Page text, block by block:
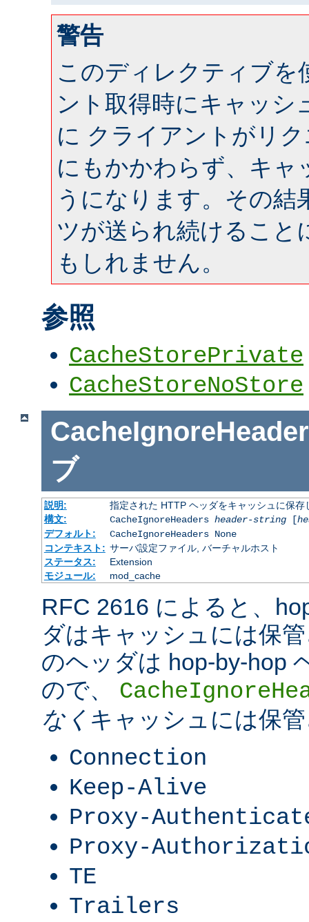
警告
このディレクティブを
ント取得時にキャッシ
に クライアントがリ
にもかかわらず、キャ
うになります。その結
ツが送られ続けること
もしれません。
参照
CacheStorePrivate
CacheStoreNoStore
ブ
説明:
指定された HTTP ヘッダをキャッシュに保存
構文:
CacheIgnoreHeaders header-string[
デフォルト:
CacheIgnoreHeaders None
コンテキスト: サーバ設定ファイル, バーチャルホスト
ステータス:
Extension
モジュール:
mod_cache
RFC 2616 によると、
ダはキャッシュには保
のヘッダは hop-by-hop
ので、
なく キャッシュには保
Connection
Keep-Alive
Proxy-
Proxy-
TE
Trailers